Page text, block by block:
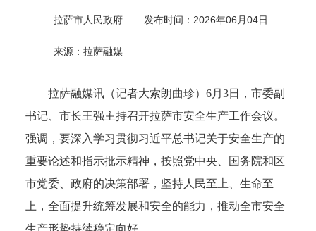
拉萨市人民政府 发布时间：2026年06月04日
来源：拉萨融媒
拉萨融媒讯（记者大索朗曲珍）6月3日，市委副
书记、市长王强主持召开拉萨市安全生产工作会议。
强调，要深入学习贯彻习近平总书记关于安全生产的
重要论述和指示批示精神，按照党中央、国务院和区
市党委、政府的决策部署，坚持人民至上、生命至
上，全面提升统筹发展和安全的能力，推动全市安全
生产形势持续稳定向好。